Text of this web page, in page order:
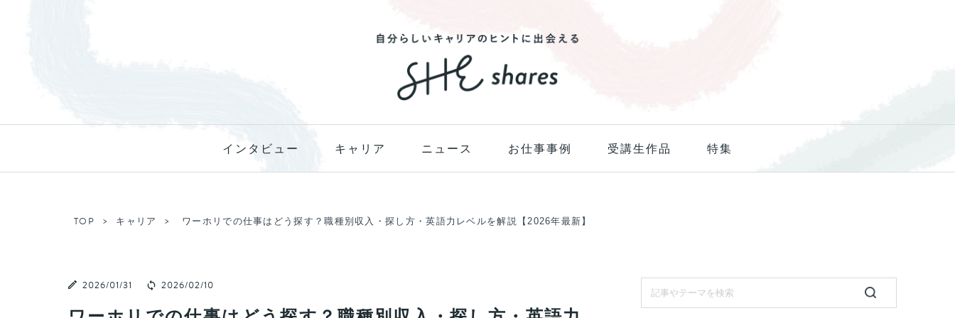
インタビュー キャリア ニュース お仕事事例 受講生作品 特集
TOP キャリア ワーホリでの仕事はどう探す？職種別収入・探し方・英語力レベルを解説【2026年最新】
2026/01/31 2026/02/10